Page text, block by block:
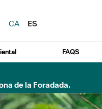
CA
ES
FAQS
de la Foradada.